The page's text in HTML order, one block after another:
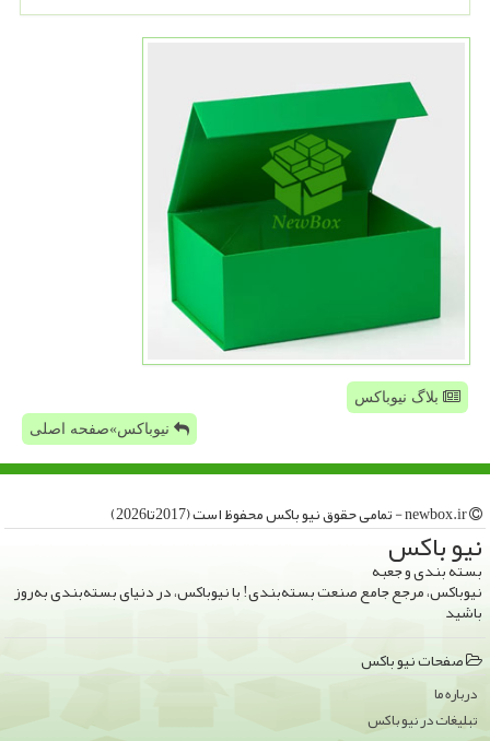
بلاگ نیوباکس
نیوباکس»صفحه اصلی
نیو باكس
بسته بندی و جعبه
نیوباکس، مرجع جامع صنعت بسته‌بندی! با نیوباکس، در دنیای بسته‌بندی به‌روز
باشید
صفحات نیو باكس
درباره ما
تبلیغات در نیو باكس